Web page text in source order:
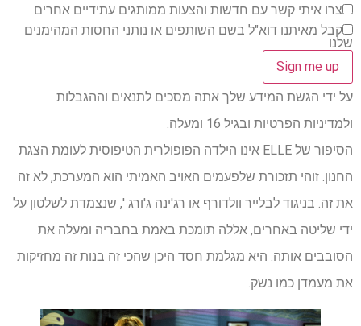
צרו איתי קשר עם חדשות והצעות ממותגים עתידיים אחרים
קבל מאיתנו דוא"ל בשם השותפים או נותני החסות המהימנים
שלנו
על ידי הגשת המידע שלך אתה מסכים לתנאים וההגבלות
ולמדיניות הפרטיות ובגיל 16 ומעלה.
הסיפור של ELLE אינו הילדה הפופולרית הטיפוסית לעומת הצגת
החנון. זוהי תזכורת שלפעמים האויב האמיתי הוא המערכת, לא זה
את זה. בניגוד לבלייר וולדורף או רג'ינה ג'ורג ', שנצמדת לשלטון על
ידי שליטה באחרים, אללה תומכת באמת בחבריה ומעלה את
הסובבים אותה. היא מגלמת חסד היכן שהכי זה בנות זה מחזיקות
את מעמדן כמו נשק.